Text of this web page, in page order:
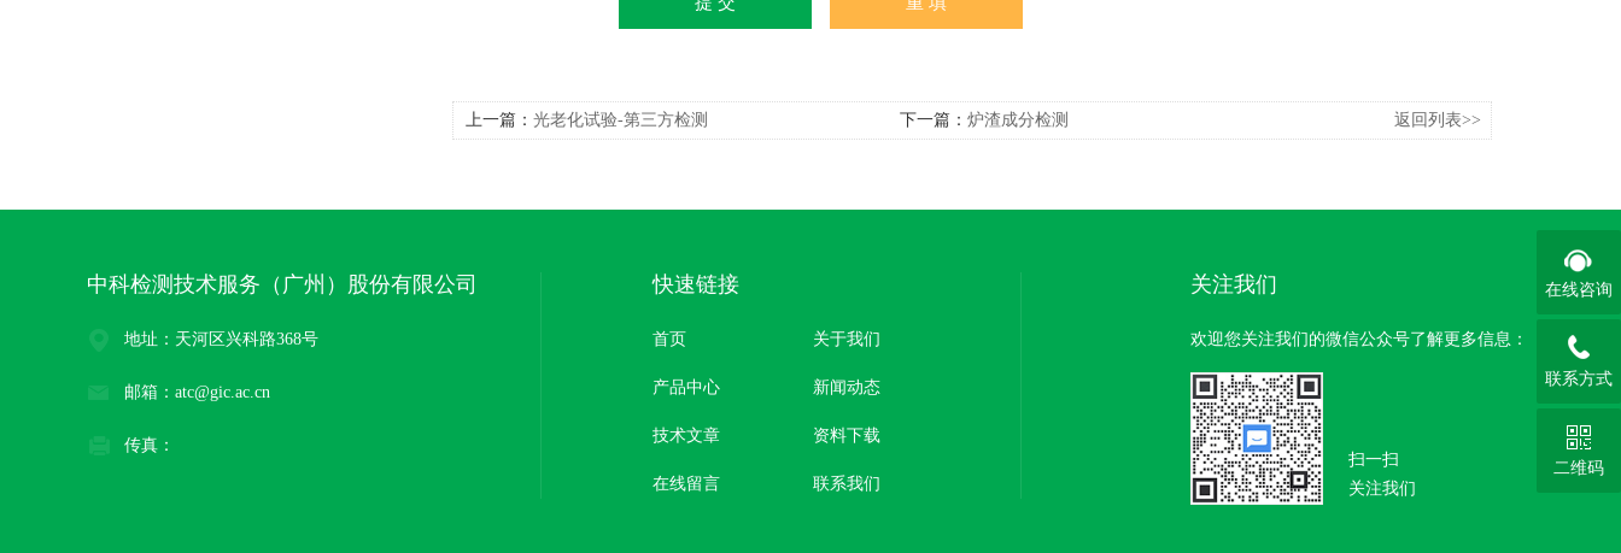
上一篇： 光老化试验-第三方检测 下一篇： 炉渣成分检测 返回列表>>
中科检测技术服务（广州）股份有限公司
地址：天河区兴科路368号
邮箱：atc@gic.ac.cn
传真：
快速链接
首页 关于我们
产品中心 新闻动态
技术文章 资料下载
在线留言 联系我们
关注我们
欢迎您关注我们的微信公众号了解更多信息：
扫一扫
关注我们
在线咨询
联系方式
二维码